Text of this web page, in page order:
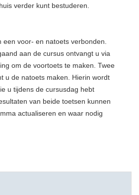
verder kunt bestuderen.
een voor- en natoets verbonden.
aan de cursus ontvangt u via
om de voortoets te maken. Twee
u de natoets maken. Hierin wordt
u tijdens de cursusdag hebt
van beide toetsen kunnen
actualiseren en waar nodig